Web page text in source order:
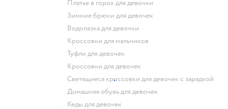
Платье в горох для девочки
Зимние брюки для девочек
Водолазка для девочки
Кроссовки для мальчиков
Туфли для девочек
Кроссовки для девочек
Светящиеся кроссовки для девочек с зарядкой
Домашняя обувь для девочек
Кеды для девочек